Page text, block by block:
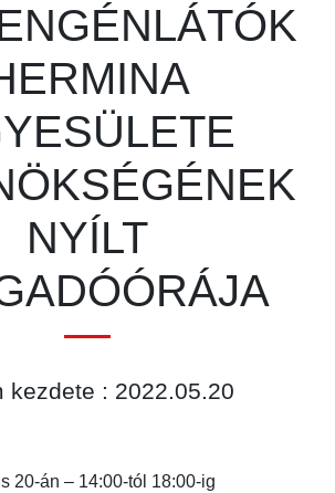
NYÍLT
kezdete : 2022.05.20
20-án – 14:00-tól 18:00-ig